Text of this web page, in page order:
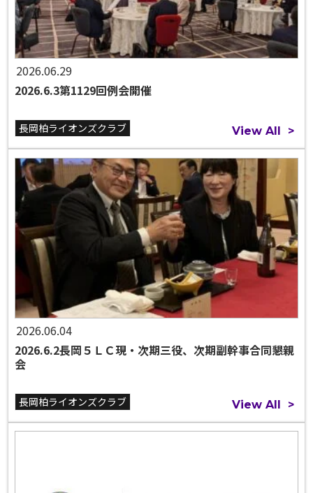
2026.06.29
2026.6.3第1129回例会開催
長岡柏ライオンズクラブ View All >
2026.06.04
2026.6.2長岡５ＬＣ現・次期三役、次期副幹事合同懇親
会
長岡柏ライオンズクラブ View All >